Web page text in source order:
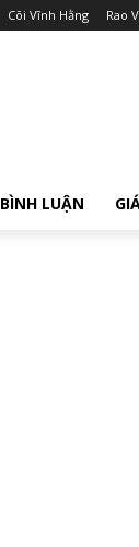
Cõi Vĩnh Hằng Rao
BÌNH LUẬN